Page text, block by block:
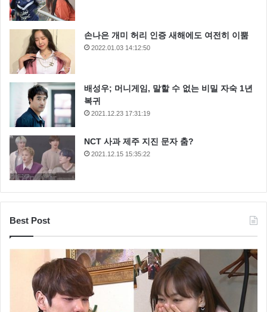
상황을 지켜보는 중, 아직 회사 차원의 대응을 준비할
단계는 아니라고 판단” 했다고 전했습니다.
강남 화장품 매장 권민아 권민아 화장품
손나은 개미 허리 인증 새해에도 여전히 이뿜
2022.01.03 14:12:50
배성우; 머니게임, 말할 수 없는 비밀 자숙 1년
복귀
2021.12.23 17:31:19
NCT 사과 제주 지진 문자 춤?
2021.12.15 15:35:22
Best Post